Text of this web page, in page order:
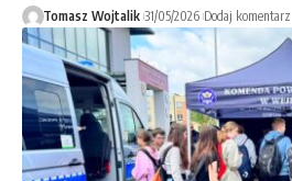
Tomasz Wojtalik 31/05/2026 Dodaj komentarz